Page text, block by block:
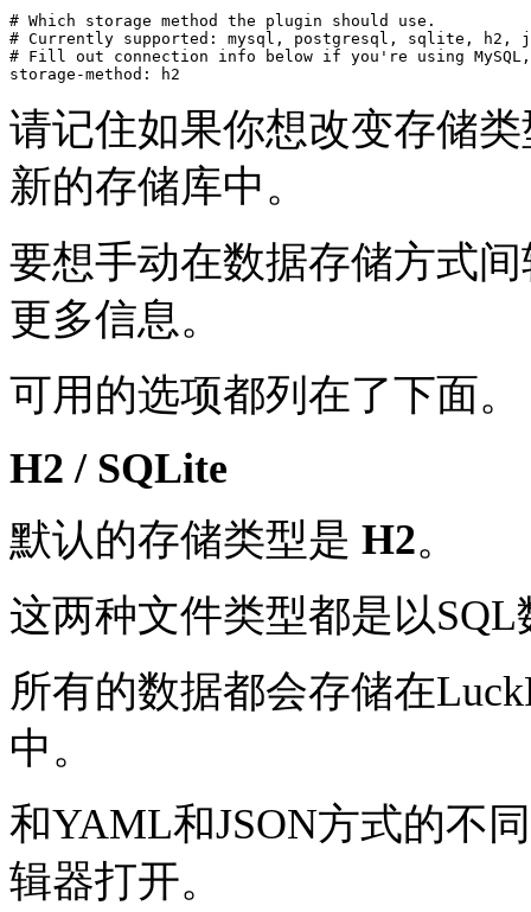
# Which storage method the plugin should use.
# Currently supported: mysql, postgresql, sqlite, h2,
# Fill out connection info below if you're using MySQL,
请记住如果你想改变存储
新的存储库中。
要想手动在数据存储方式
更多信息。
可用的选项都列在了下面。
H2 / SQLite
默认的存储类型是 H2。
这两种文件类型都是以
所有的数据都会存储在
中。
和YAML和JSON方式的不
辑器打开。